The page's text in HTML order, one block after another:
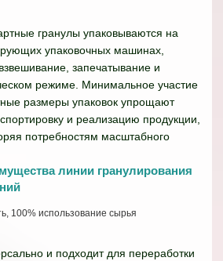
гранулы упаковываются на
упаковочных машинах,
запечатывание и
режиме. Минимальное участие
размеры упаковок упрощают
и реализацию продукции,
потребностям масштабного
линии гранулирования
100% использование сырья
и подходит для переработки